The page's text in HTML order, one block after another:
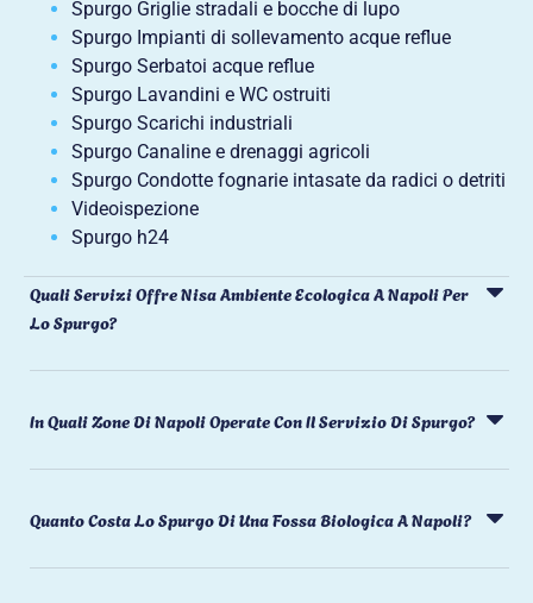
Spurgo Griglie stradali e bocche di lupo
Spurgo Impianti di sollevamento acque reflue
Spurgo Serbatoi acque reflue
Spurgo Lavandini e WC ostruiti
Spurgo Scarichi industriali
Spurgo Canaline e drenaggi agricoli
Spurgo Condotte fognarie intasate da radici o detriti
Videoispezione
Spurgo h24
Quali Servizi Offre Nisa Ambiente Ecologica A Napoli Per
Lo Spurgo?
In Quali Zone Di Napoli Operate Con Il Servizio Di Spurgo?
Quanto Costa Lo Spurgo Di Una Fossa Biologica A Napoli?